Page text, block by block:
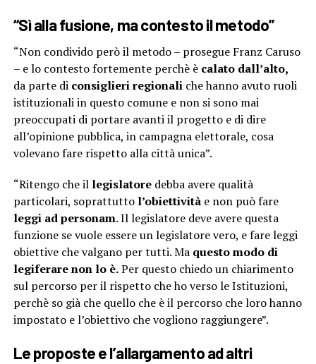
“Sì alla fusione, ma contesto il metodo”
“Non condivido però il metodo – prosegue Franz Caruso
– e lo contesto fortemente perchè è calato dall’alto,
da parte di consiglieri regionaliche hanno avuto ruoli
istituzionali in questo comune e non si sono mai
preoccupati di portare avanti il progetto e di dire
all’opinione pubblica, in campagna elettorale, cosa
volevano fare rispetto alla città unica”.
“Ritengo che il legislatoredebba avere qualità
particolari, soprattutto l’obiettivitàe non può fare
leggi ad personam. Il legislatore deve avere questa
funzione se vuole essere un legislatore vero, e fare leggi
obiettive che valgano per tutti. Ma questo modo di
legiferare non lo è.Per questo chiedo un chiarimento
sul percorso per il rispetto che ho verso le Istituzioni,
perchè so già che quello che è il percorso che loro hanno
impostato e l’obiettivo che vogliono raggiungere”.
Le proposte e l’allargamento ad altri